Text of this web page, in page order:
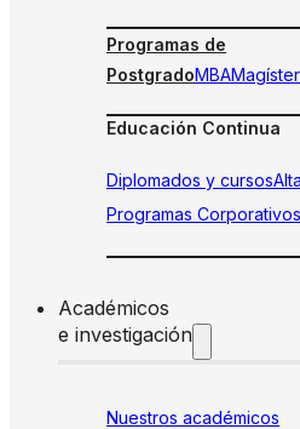
Programas de
PostgradoMBAMagíster
Educación Continua
Diplomados y cursos
Programas Corporativos
Académicos
e investigación
Nuestros académicos